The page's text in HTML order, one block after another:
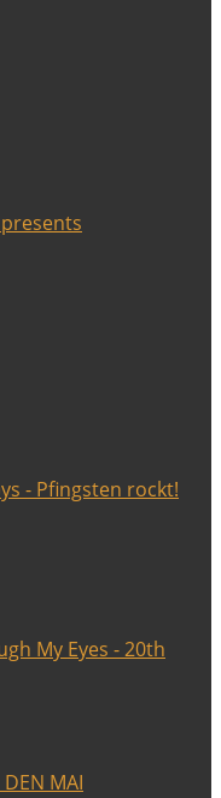
presents
- Pfingsten rockt!
My Eyes - 20th
MAI